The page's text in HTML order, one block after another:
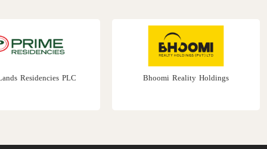
Residencies PLC Bhoomi Reality Holdings